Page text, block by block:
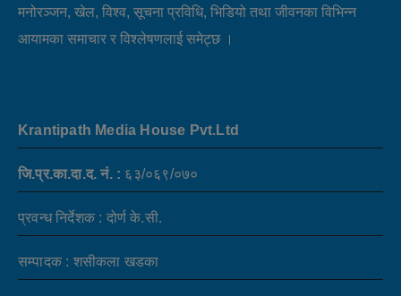
मनोरञ्जन, खेल, विश्व, सूचना प्रविधि, भिडियो तथा जीवनका विभिन्न
आयामका समाचार र विश्लेषणलाई समेट्छ ।
Krantipath Media House Pvt.Ltd
जि.प्र.का.दा.द. नं. : ६३/०६९/०७०
प्रवन्ध निर्देशक : दोर्ण के.सी.
सम्पादक : शसीकला खडका